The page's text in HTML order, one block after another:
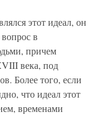
этот идеал, он
в
причем
века, под
Более того, если
что идеал этот
временами